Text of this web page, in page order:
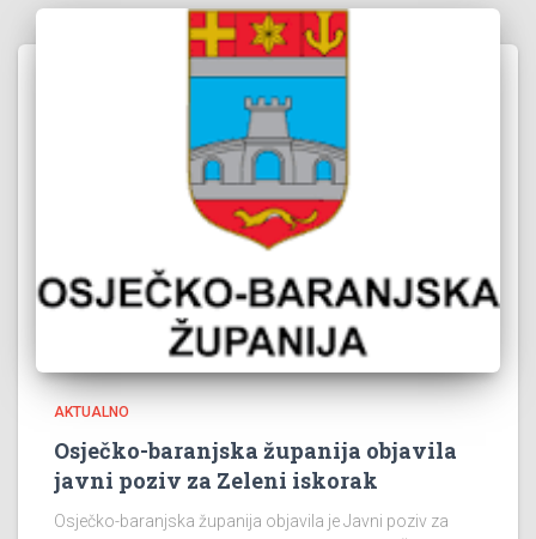
AKTUALNO
Osječko-baranjska županija objavila
javni poziv za Zeleni iskorak
Osječko-baranjska županija objavila je Javni poziv za